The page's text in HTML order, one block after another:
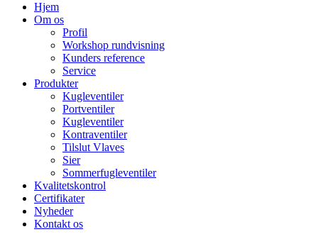
Hjem
Om os
Profil
Workshop rundvisning
Kunders reference
Service
Produkter
Kugleventiler
Portventiler
Kugleventiler
Kontraventiler
Tilslut Vlaves
Sier
Sommerfugleventiler
Kvalitetskontrol
Certifikater
Nyheder
Kontakt os